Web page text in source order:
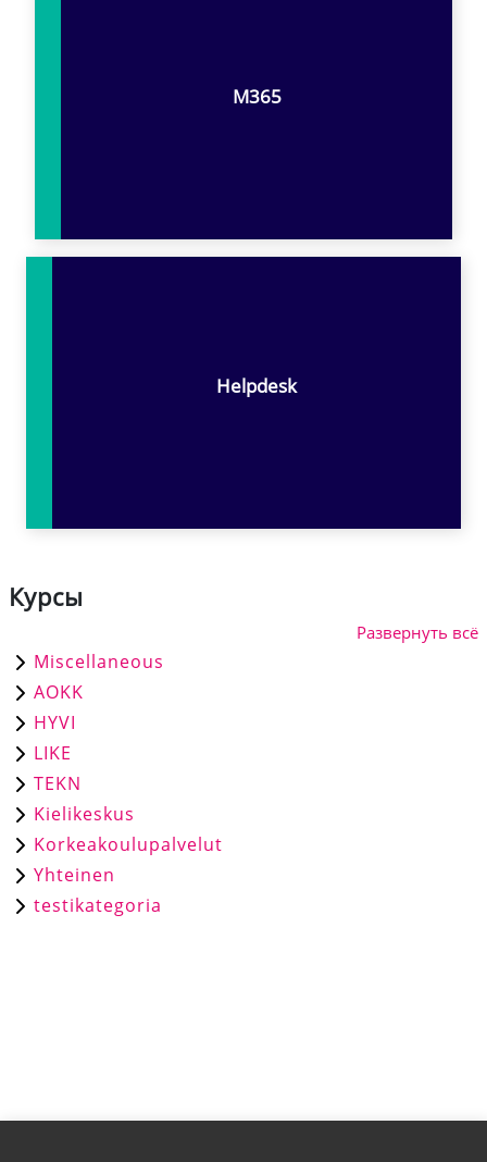
M365
Helpdesk
Курсы
Развернуть всё
Miscellaneous
AOKK
HYVI
LIKE
TEKN
Kielikeskus
Korkeakoulupalvelut
Yhteinen
testikategoria